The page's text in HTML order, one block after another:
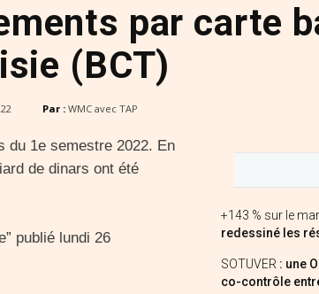
par carte
(BCT)
Par : WMC avec TAP
du 1e semestre 2022. En
de dinars ont été
publié lundi 26
+143 % sur le
redessiné les
SOTUVER : une
co-contrôle